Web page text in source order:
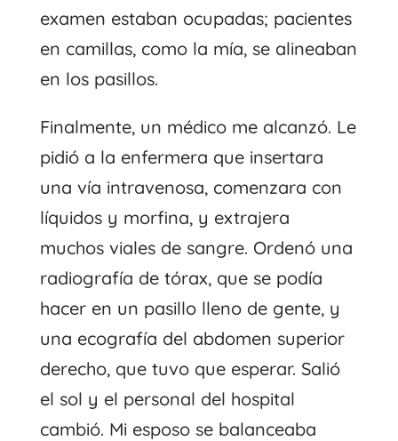
examen estaban ocupadas; pacientes
en camillas, como la mía, se alineaban
en los pasillos.
Finalmente, un médico me alcanzó. Le
pidió a la enfermera que insertara
una vía intravenosa, comenzara con
líquidos y morfina, y extrajera
muchos viales de sangre. Ordenó una
radiografía de tórax, que se podía
hacer en un pasillo lleno de gente, y
una ecografía del abdomen superior
derecho, que tuvo que esperar. Salió
el sol y el personal del hospital
cambió. Mi esposo se balanceaba